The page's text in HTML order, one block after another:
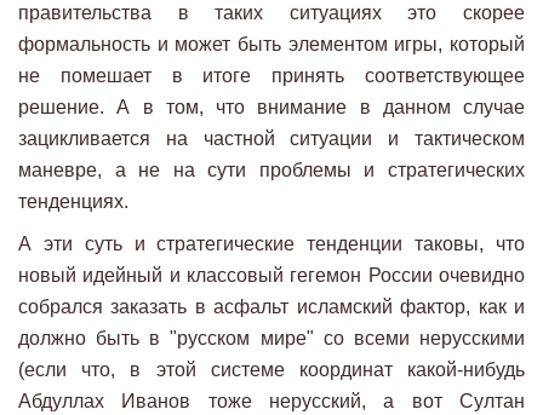
правительства в таких ситуациях это скорее
формальность и может быть элементом игры, который
не помешает в итоге принять соответствующее
решение. А в том, что внимание в данном случае
зацикливается на частной ситуации и тактическом
маневре, а не на сути проблемы и стратегических
тенденциях.
А эти суть и стратегические тенденции таковы, что
новый идейный и классовый гегемон России очевидно
собрался заказать в асфальт исламский фактор, как и
должно быть в "русском мире" со всеми нерусскими
(если что, в этой системе координат какой-нибудь
Абдуллах Иванов тоже нерусский, а вот Султан